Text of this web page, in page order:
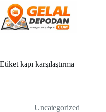
Skip
content
Etiket kapı karşılaştırma
Uncategorized